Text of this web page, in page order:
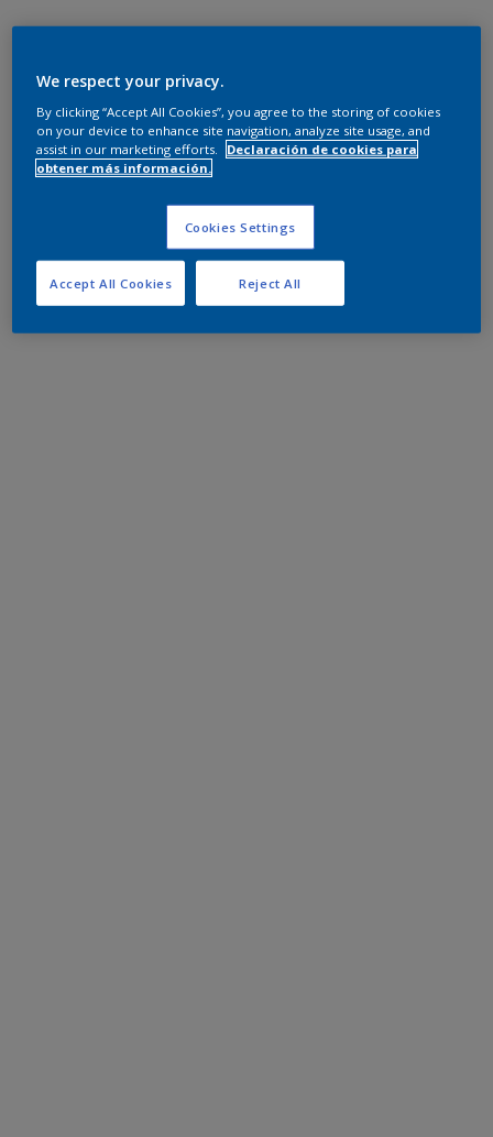
We respect your privacy.
By clicking “Accept All Cookies”, you agree to the storing of cookies
on your device to enhance site navigation, analyze site usage, and
assist in our marketing efforts.
Declaración de cookies para
obtener más información.
Cookies Settings
Reject All
Accept All Cookies